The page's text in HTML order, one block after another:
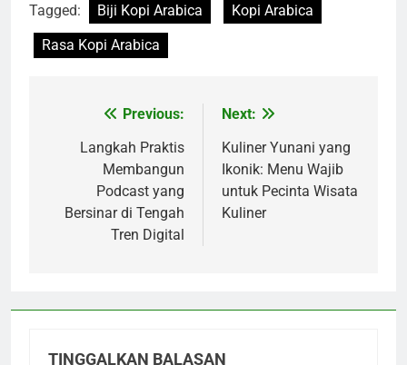
Tagged: Biji Kopi Arabica
Kopi Arabica
Rasa Kopi Arabica
Navigasi
pos
Previous:
Langkah Praktis
Membangun
Podcast yang
Bersinar di Tengah
Tren Digital
Next:
Kuliner Yunani yang
Ikonik: Menu Wajib
untuk Pecinta Wisata
Kuliner
TINGGALKAN BALASAN